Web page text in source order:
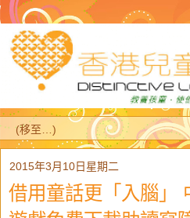
2015年3月10日星期二
借用童話更「入腦」